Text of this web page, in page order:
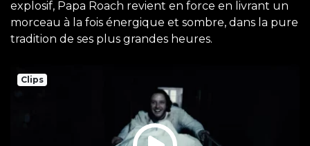
explosif, Papa Roach revient en force en livrant un
morceau à la fois énergique et sombre, dans la pure
tradition de ses plus grandes heures.
Clips